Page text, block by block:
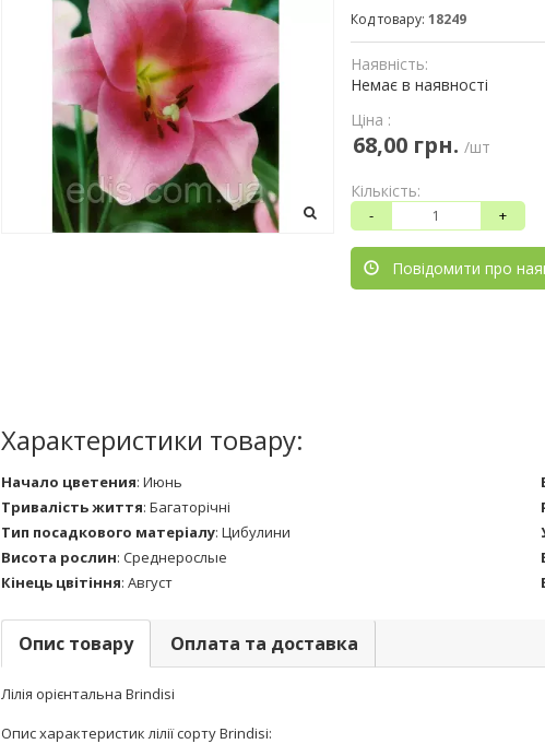
Код товару: 18249
Наявність:
Немає в наявності
Ціна :
68,00 грн. /шт
Кількість:
- +
Повідомити про
Характеристики товару:
Начало цветения: Июнь
Тривалість життя: Багаторічні
Тип посадкового матеріалу: Цибулини
Висота рослин: Среднерослые
Кінець цвітіння: Август
Опис товару Оплата та доставка
Лілія орієнтальна Brindisi
Опис характеристик лілії сорту Brindisi: